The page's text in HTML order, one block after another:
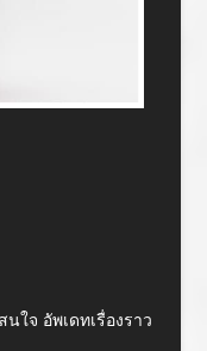
ใจ อัพเดทเรื่องราว